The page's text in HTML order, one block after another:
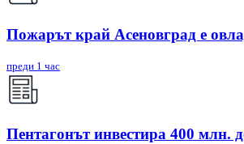
Пожарът край Асеновград е
преди 1 час
Пентагонът инвестира 400 млн.